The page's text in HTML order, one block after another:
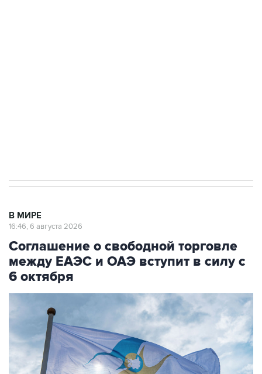
В МИРЕ
16:46, 6 августа 2026
Соглашение о свободной торговле
между ЕАЭС и ОАЭ вступит в силу с
6 октября